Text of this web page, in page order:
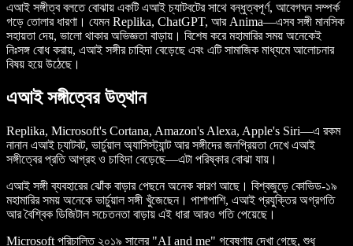
এআই সঙ্গীত্ব বলতে বোঝায় একটি এআই চ্যাটবটের সাথে বন্ধুত্বপূর্ণ, আবেগঘন সম্পর্ক
গড়ে তোলার ধারণা। যেমন Replika, ChatGPT, আর Anima—এসব সঙ্গী মানসিক
সহায়তা দেয়, ভালো থাকার অভিজ্ঞতা বাড়ায়। বিশেষ করে মহামারির সময় অনেকেই
নিঃসঙ্গ বোধ করায়, এআই সঙ্গীর চাহিদা বেড়েছে এবং এটি সামাজিক মাধ্যমে আলোচনার
বিষয় হয়ে উঠেছে।
এআই সঙ্গীত্বের উত্থান
Replika, Microsoft's Cortana, Amazon's Alexa, Apple's Siri—এ রকম
নানান এআই চ্যাটবট, ভার্চুয়াল অ্যাসিস্ট্যান্ট আর সঙ্গীদের জনপ্রিয়তা দেখে এআই
সঙ্গীত্বের প্রতি আগ্রহ ও চাহিদা বেড়েছে—এটা পরিষ্কার বোঝা যায়।
এআই সঙ্গী ব্যবহারের ঝোঁক বাড়ার পেছনে অনেক কারণ আছে। বিশ্বজুড়ে কোভিড-১৯
মহামারির সময় অনেকে ভার্চুয়াল সঙ্গী খুঁজেছেন। পাশাপাশি, এআই প্রযুক্তির অগ্রগতি
আর বৈশ্বিক ডিজিটাল সচেতনতা বাড়ায় এই ধারা আরও গতি পেয়েছে।
Microsoft পরিচালিত ২০১৯ সালের "AI and me" গবেষণায় দেখা গেছে, শুধু